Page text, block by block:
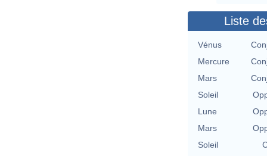
Liste
Vénus
Mercure
Mars
Soleil
Lune
Mars
Soleil